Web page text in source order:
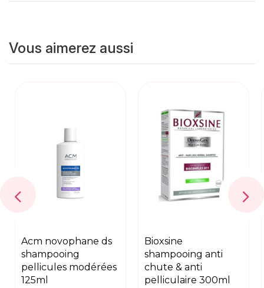
Vous aimerez aussi
acm novophane ds
shampooing
pellicules modérées
125ml
bioxsine
shampooing anti
chute & anti
pelliculaire 300ml